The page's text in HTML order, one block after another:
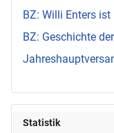
BZ: Willi Enters
BZ: Geschichte
Statistik